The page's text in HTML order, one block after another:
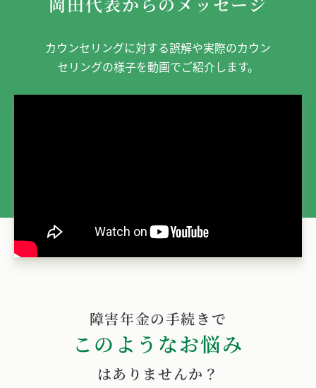
カウンセリングに対する誤解や実際のカウン
セリングの様子を動画でご紹介します。
障害年金の手続きで
このようなお悩み
はありませんか？